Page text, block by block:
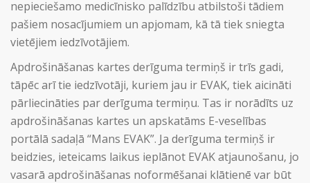
nepieciešamo medicīnisko palīdzību atbilstoši tādiem
pašiem nosacījumiem un apjomam, kā tā tiek sniegta
vietējiem iedzīvotājiem.
Apdrošināšanas kartes derīguma termiņš ir trīs gadi,
tāpēc arī tie iedzīvotāji, kuriem jau ir EVAK, tiek aicināti
pārliecināties par derīguma termiņu. Tas ir norādīts uz
apdrošināšanas kartes un apskatāms E-veselības
portālā sadaļā “Mans EVAK”. Ja derīguma termiņš ir
beidzies, ieteicams laikus ieplānot EVAK atjaunošanu, jo
vasarā apdrošināšanas noformēšanai klātienē var būt